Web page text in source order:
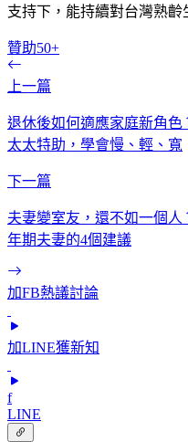
支持下，能持續對台灣熟齡
贊助50+
上一篇
退休後如何適應家庭新角
太太特助，學會慢、輕、寬
下一篇
夫妻變室友，還不如一個
年期夫妻的4個建議
加FB熱議討論
加LINE獲新知
f
LINE